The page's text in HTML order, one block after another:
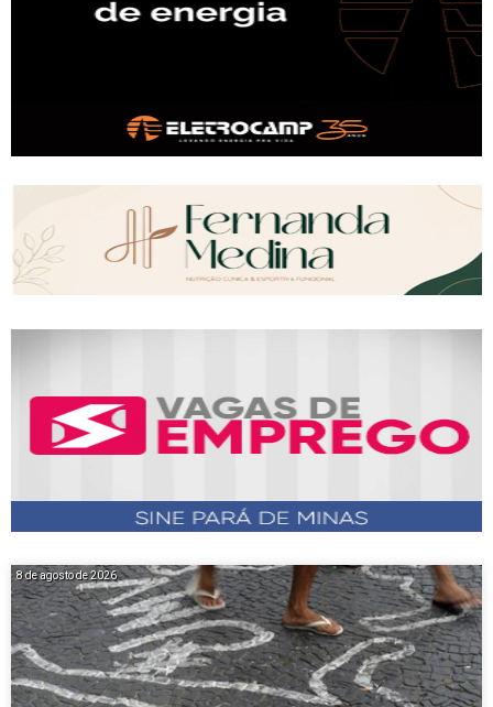
8 de agosto de 2026